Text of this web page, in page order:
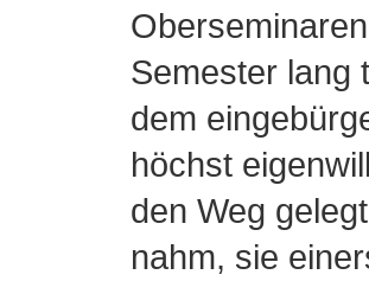
Semester lang
dem
höchst
den Weg
nahm, sie